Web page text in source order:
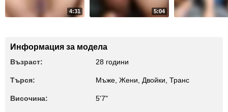
4:31 5:04
Информация за модела
Възраст: 28 години
Търся: Мъже, Жени, Двойки, Транс
Височина: 5'7"